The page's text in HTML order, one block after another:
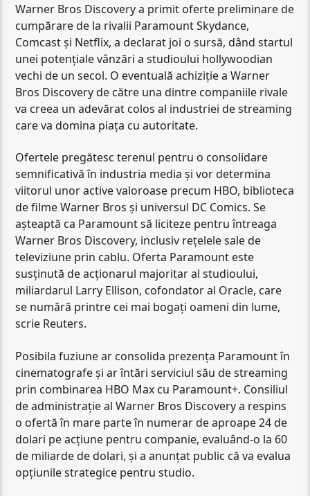
Warner Bros Discovery a primit oferte preliminare de
cumpărare de la rivalii Paramount Skydance,
Comcast și Netflix, a declarat joi o sursă, dând startul
unei potențiale vânzări a studioului hollywoodian
vechi de un secol. O eventuală achiziție a Warner
Bros Discovery de către una dintre companiile rivale
va creea un adevărat colos al industriei de streaming
care va domina piața cu autoritate.
Ofertele pregătesc terenul pentru o consolidare
semnificativă în industria media și vor determina
viitorul unor active valoroase precum HBO, biblioteca
de filme Warner Bros și universul DC Comics. Se
așteaptă ca Paramount să liciteze pentru întreaga
Warner Bros Discovery, inclusiv rețelele sale de
televiziune prin cablu. Oferta Paramount este
susținută de acționarul majoritar al studioului,
miliardarul Larry Ellison, cofondator al Oracle, care
se numără printre cei mai bogați oameni din lume,
scrie Reuters.
Posibila fuziune ar consolida prezența Paramount în
cinematografe și ar întări serviciul său de streaming
prin combinarea HBO Max cu Paramount+. Consiliul
de administrație al Warner Bros Discovery a respins
o ofertă în mare parte în numerar de aproape 24 de
dolari pe acțiune pentru companie, evaluând-o la 60
de miliarde de dolari, și a anunțat public că va evalua
opțiunile strategice pentru studio.